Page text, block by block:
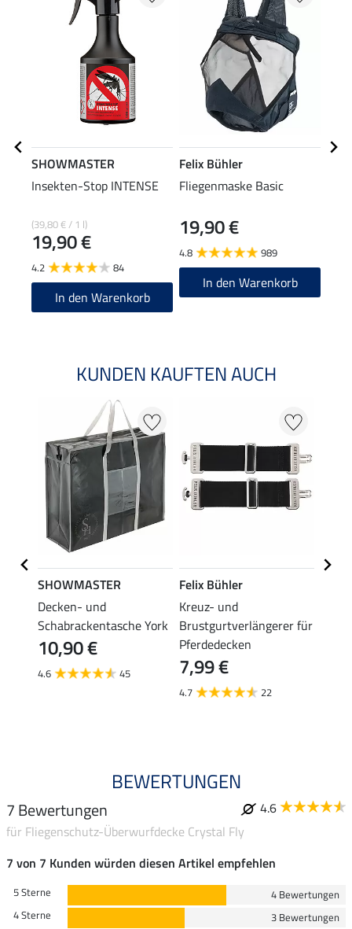
SHOWMASTER
Insekten-Stop INTENSE
(39,80 € / 1 l)
19,90 €
4.2 84
In den Warenkorb
Felix Bühler
Fliegenmaske Basic
19,90 €
4.8 989
In den Warenkorb
KUNDEN KAUFTEN AUCH
SHOWMASTER
Decken- und
Schabrackentasche York
10,90 €
4.6 45
Felix Bühler
Kreuz- und
Brustgurtverlängerer für
Pferdedecken
7,99 €
4.7 22
BEWERTUNGEN
7 Bewertungen
4.6
für Fliegenschutz-Überwurfdecke Crystal Fly
7 von 7 Kunden würden diesen Artikel empfehlen
5 Sterne
4 Bewertungen
4 Sterne
3 Bewertungen